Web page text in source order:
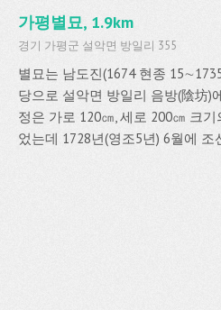
가평별묘, 1.9km
경기 가평군 설악면 방일리 355
별묘는 남도진(1674 현종
당으로 설악면 방일리 음방(陰坊)
정은 가로 120㎝, 세로 200㎝ 크
었는데 1728년(영조5년) 6월에 조